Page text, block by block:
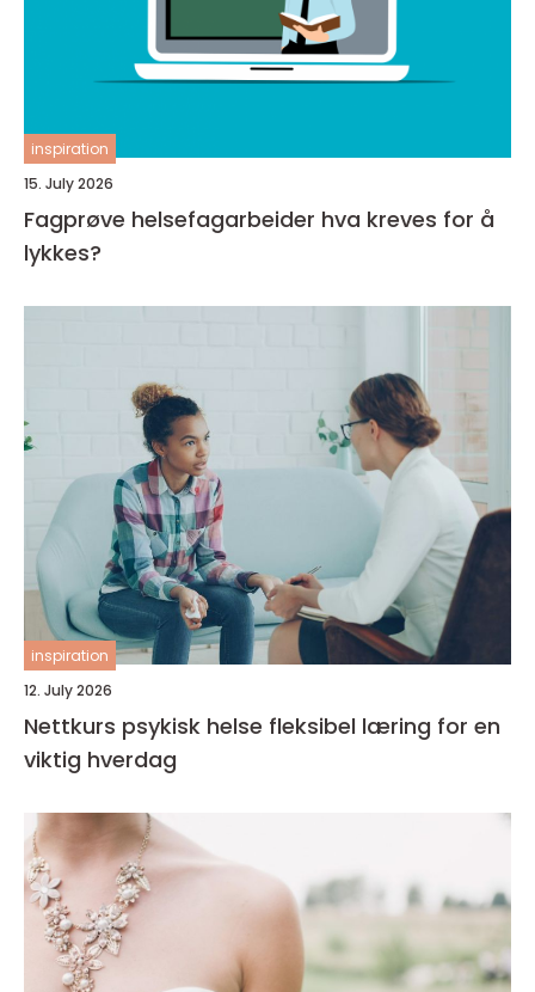
inspiration
15. July 2026
Fagprøve helsefagarbeider hva kreves for å
lykkes?
inspiration
12. July 2026
Nettkurs psykisk helse fleksibel læring for en
viktig hverdag